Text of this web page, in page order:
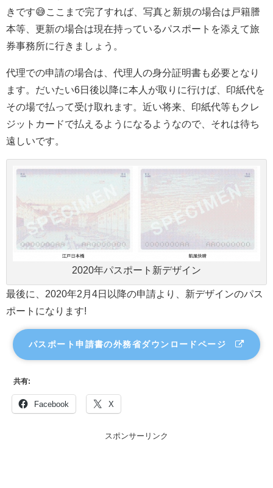
きです😅ここまで完了すれば、写真と新規の場合は戸籍謄
本等、更新の場合は現在持っているパスポートを添えて旅
券事務所に行きましょう。
代理での申請の場合は、代理人の身分証明書も必要となり
ます。だいたい6日後以降に本人が取りに行けば、印紙代を
その場で払って受け取れます。近い将来、印紙代等もクレ
ジットカードで払えるようになるようなので、それは待ち
遠しいです。
2020年パスポート新デザイン
最後に、2020年2月4日以降の申請より、新デザインのパス
ポートになります!
パスポート申請書の外務省ダウンロードページ
共有:
Facebook X
スポンサーリンク